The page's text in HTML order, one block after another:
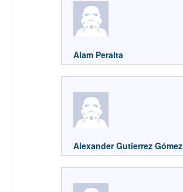
Alam Peralta
Alexander Gutierrez Gómez